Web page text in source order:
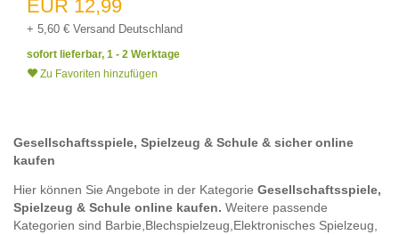
EUR 12,99
+ 5,60 € Versand Deutschland
sofort lieferbar, 1 - 2 Werktage
Zu Favoriten hinzufügen
Gesellschaftsspiele, Spielzeug & Schule & sicher online
kaufen
Hier können Sie Angebote in der Kategorie Gesellschaftsspiele,
Spielzeug & Schule online kaufen. Weitere passende
Kategorien sind Barbie, Blechspielzeug, Elektronisches Spielzeug,